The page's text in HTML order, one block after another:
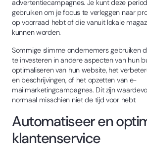
advertentiecampagnes. Je kunt deze
gebruiken om je focus te verleggen naar
op voorraad hebt of die vanuit lokale
kunnen worden.
Sommige slimme ondernemers gebruiken
te investeren in andere aspecten van hun
optimaliseren van hun website, het
en beschrijvingen, of het opzetten van e-
mailmarketingcampagnes. Dit zijn
normaal misschien niet de tijd voor hebt.
Automatiseer en
klantenservice